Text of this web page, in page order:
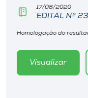
17/08/2020
EDITAL Nº
Homologação do
Visualizar